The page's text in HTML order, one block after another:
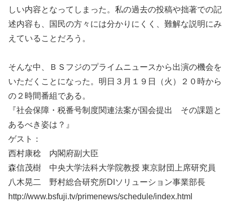
しい内容となってしまった。私の過去の投稿や拙著での記
述内容も、国民の方々には分かりにくく、難解な説明にみ
えていることだろう。
そんな中、ＢＳフジのプライムニュースから出演の機会を
いただくことになった。明日３月１９日（火）２０時から
の２時間番組である。
『社会保障・税番号制度関連法案が国会提出 その課題と
あるべき姿は？』
ゲスト：
西村康稔 内閣府副大臣
森信茂樹 中央大学法科大学院教授 東京財団上席研究員
八木晃二 野村総合研究所DIソリューション事業部長
http://www.bsfuji.tv/primenews/schedule/index.html